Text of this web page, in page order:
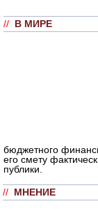
// В МИРЕ
бюджетного
его смету
публики.
// МНЕНИЕ